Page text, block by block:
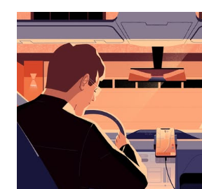
bas
ouvrir
le
calendrier
sélectionner
une
date.
Appuyez
sur
touche